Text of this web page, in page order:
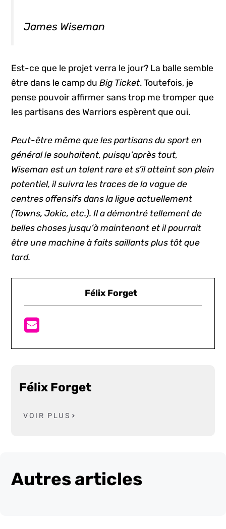
James Wiseman
Est-ce que le projet verra le jour? La balle semble
être dans le camp duBig Ticket. Toutefois, je
pense pouvoir affirmer sans trop me tromper que
les partisans des Warriors espèrent que oui.
Peut-être même que les partisans du sport en
général le souhaitent, puisqu’après tout,
Wiseman est un talent rare et s’il atteint son plein
potentiel, il suivra les traces de la vague de
centres offensifs dans la ligue actuellement
(Towns, Jokic, etc.). Il a démontré tellement de
belles choses jusqu’à maintenant et il pourrait
être une machine à faits saillants plus tôt que
tard.
Félix Forget
Félix Forget
VOIR PLUS
Autres articles